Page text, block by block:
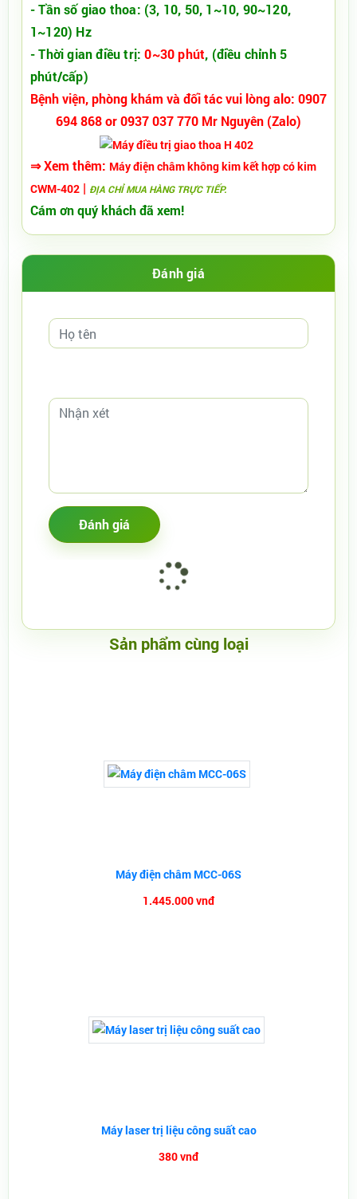
- Tần số giao thoa: (3, 10, 50, 1~10, 90~120,
1~120) Hz
- Thời gian điều trị: 0~30 phút, (điều chỉnh 5
phút/cấp)
Bệnh viện, phòng khám và đối tác vui lòng alo: 0907
694 868 or 0937 037 770 Mr Nguyên (Zalo)
⇒ Xem thêm: Máy điện châm không kim kết hợp có kim
CWM-402 | ĐỊA CHỈ MUA HÀNG TRỰC TIẾP.
Cám ơn quý khách đã xem!
Đánh giá
Sản phẩm cùng loại
Máy điện châm MCC-06S
1.445.000 vnđ
Máy laser trị liệu công suất cao
380 vnđ